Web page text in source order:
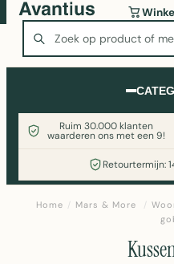
Ruim 30.000 klanten
waarderen ons met een 9!
Retourtermijn:
Wasmachine of koelkast
Home / Mars & More /